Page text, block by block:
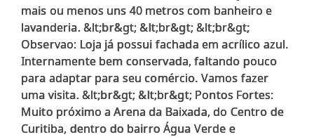
mais ou menos uns 40 metros com banheiro e
lavanderia. &lt;br&gt; &lt;br&gt; &lt;br&gt;
Observao: Loja já possui fachada em acrílico azul.
Internamente bem conservada, faltando pouco
para adaptar para seu comércio. Vamos fazer
uma visita. &lt;br&gt; &lt;br&gt; Pontos Fortes:
Muito próximo a Arena da Baixada, do Centro de
Curitiba, dentro do bairro Água Verde e